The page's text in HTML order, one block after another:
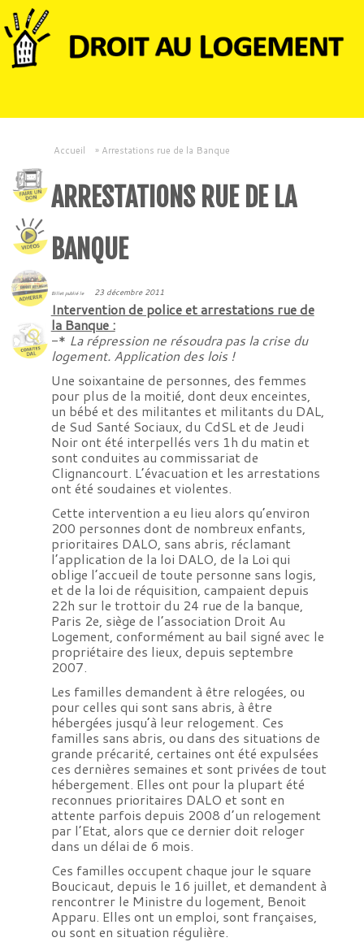
Accueil » Arrestations rue de la Banque
ARRESTATIONS RUE DE LA
BANQUE
Billet publié le 23 décembre 2011
Intervention de police et arrestations rue de
la Banque :
-* La répression ne résoudra pas la crise du
logement. Application des lois !
Une soixantaine de personnes, des femmes
pour plus de la moitié, dont deux enceintes,
un bébé et des militantes et militants du DAL,
de Sud Santé Sociaux, du CdSL et de Jeudi
Noir ont été interpellés vers 1h du matin et
sont conduites au commissariat de
Clignancourt. L’évacuation et les arrestations
ont été soudaines et violentes.
Cette intervention a eu lieu alors qu’environ
200 personnes dont de nombreux enfants,
prioritaires DALO , sans abris, réclamant
l’application de la loi DALO, de la Loi qui
oblige l’accueil de toute personne sans logis,
et de la loi de réquisition, campaient depuis
22h sur le trottoir du 24 rue de la banque,
Paris 2e, siège de l’association Droit Au
Logement, conformément au bail signé avec le
propriétaire des lieux, depuis septembre
2007.
Les familles demandent à être relogées, ou
pour celles qui sont sans abris, à être
hébergées jusqu’à leur relogement. Ces
familles sans abris, ou dans des situations de
grande précarité, certaines ont été expulsées
ces dernières semaines et sont privées de tout
hébergement. Elles ont pour la plupart été
reconnues prioritaires DALO et sont en
attente parfois depuis 2008 d’un relogement
par l’Etat, alors que ce dernier doit reloger
dans un délai de 6 mois.
Ces familles occupent chaque jour le square
Boucicaut , depuis le 16 juillet, et demandent à
rencontrer le Ministre du logement, Benoit
Apparu. Elles ont un emploi, sont françaises,
ou sont en situation régulière.